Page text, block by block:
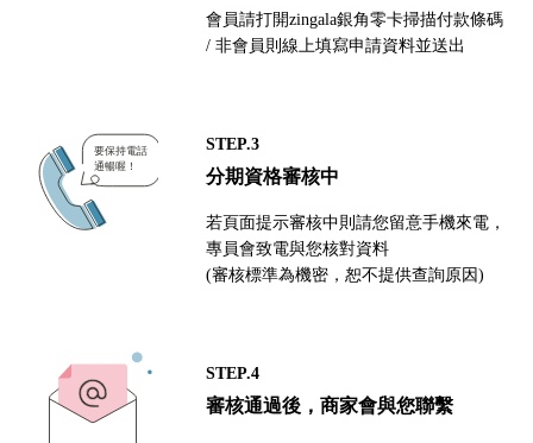
會員請打開zingala銀角零卡掃描付款條碼
/ 非會員則線上填寫申請資料並送出
STEP.3
分期資格審核中
若頁面提示審核中則請您留意手機來電，
專員會致電與您核對資料
(審核標準為機密，恕不提供查詢原因)
STEP.4
審核通過後，商家會與您聯繫